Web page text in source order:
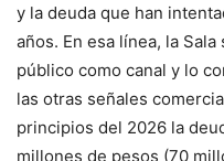
y la deuda que han
años. En esa línea, la
público como canal y lo
las otras señales
principios del 2026 la
millones de pesos (70